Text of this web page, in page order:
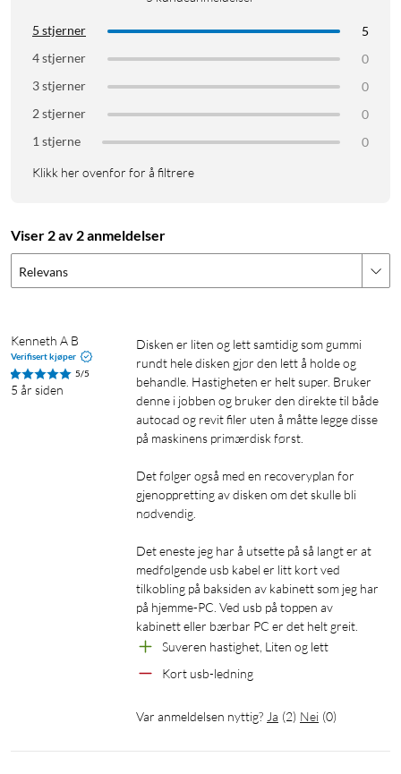
5 stjerner
5
4 stjerner
0
3 stjerner
0
2 stjerner
0
1 stjerne
0
Klikk her ovenfor for å filtrere
Viser 2 av 2 anmeldelser
Relevans
Kenneth A B
Verifisert kjøper
5/5
5 år siden
Disken er liten og lett samtidig som gummi
rundt hele disken gjør den lett å holde og
behandle. Hastigheten er helt super. Bruker
denne i jobben og bruker den direkte til både
autocad og revit filer uten å måtte legge disse
på maskinens primærdisk først.
Det følger også med en recoveryplan for
gjenoppretting av disken om det skulle bli
nødvendig.
Det eneste jeg har å utsette på så langt er at
medfølgende usb kabel er litt kort ved
tilkobling på baksiden av kabinett som jeg har
på hjemme-PC. Ved usb på toppen av
kabinett eller bærbar PC er det helt greit.
Suveren hastighet, Liten og lett
Kort usb-ledning
Var anmeldelsen nyttig? Ja (2) Nei (0)